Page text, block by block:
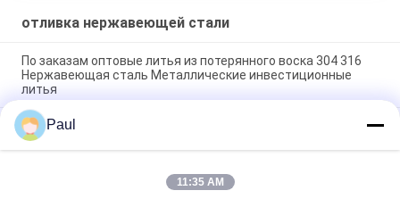
отливка нержавеющей стали
По заказам оптовые литья из потерянного воска 304 316
Нержавеющая сталь Металлические инвестиционные
литья
Высокоточная инвестиционная литья из нержавеющей
стали
304 316 Нержавеющая сталь Стертые восковые
инвестиционные литейные оборудования Части
Paul
11:35 AM